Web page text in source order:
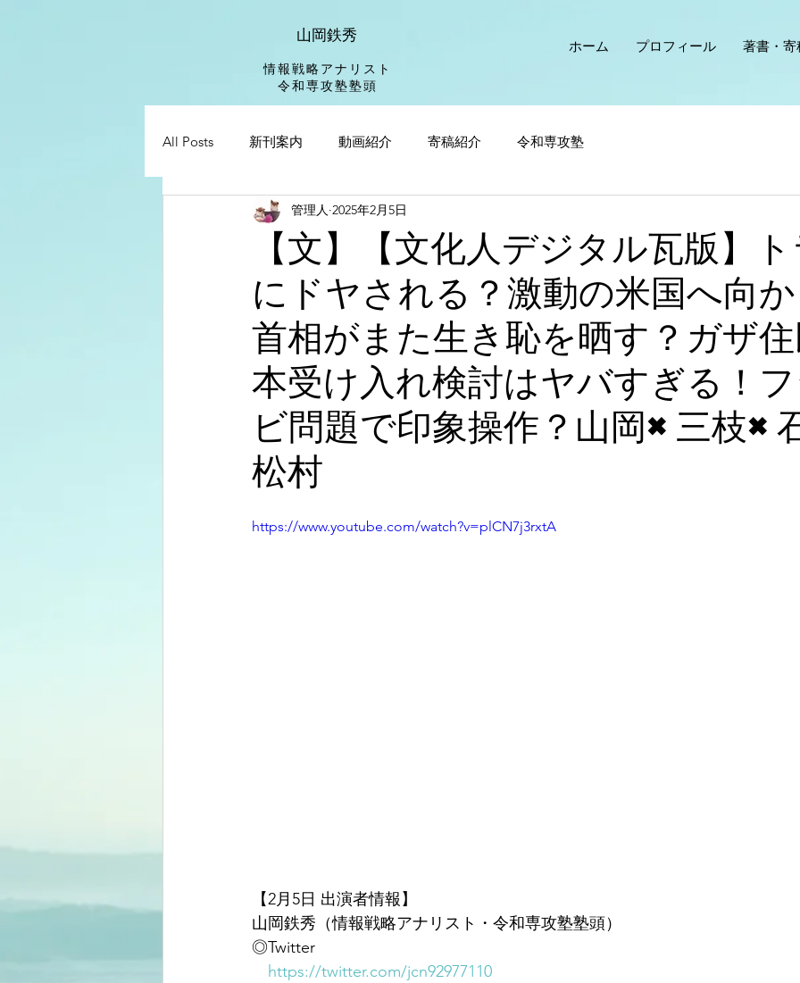
山岡鉄秀
情報戦略アナリスト
​令和専攻塾塾頭
ホーム プロフィール 著書・寄
All Posts 新刊案内 動画紹介 寄稿紹介 令和専攻塾
【文】【文化人デジタル瓦版】
にドヤされる？激動の米国へ向
首相がまた生き恥を晒す？ガザ
本受け入れ検討はヤバすぎる！
ビ問題で印象操作？山岡×三枝×
松村
管理人 2025年2月5日
https://www.youtube.com/watch?v=plCN7j3rxtA
【2月5日 出演者情報】
山岡鉄秀（情報戦略アナリスト・令和専攻塾塾頭）
◎Twitter
https://twitter.com/jcn92977110